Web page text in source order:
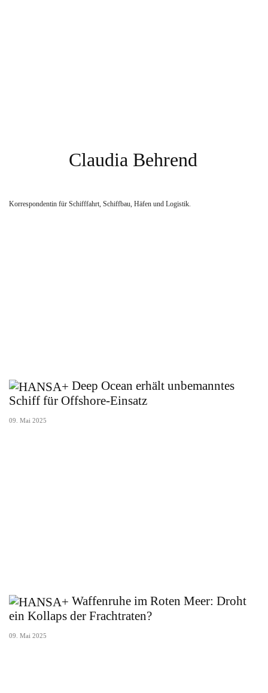
Claudia Behrend
Korrespondentin für Schifffahrt, Schiffbau, Häfen und Logistik.
Deep Ocean erhält unbemanntes
Schiff für Offshore-Einsatz
09. Mai 2025
Waffenruhe im Roten Meer: Droht
ein Kollaps der Frachtraten?
09. Mai 2025